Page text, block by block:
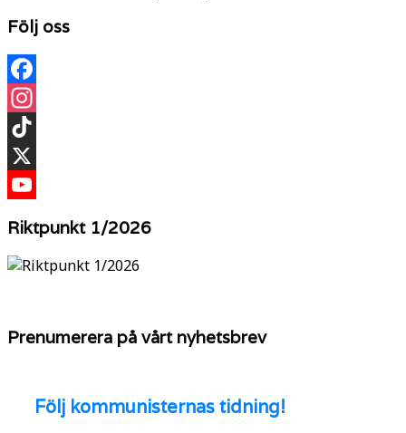
Följ oss
Facebook
Instagram
TikTok
X
Riktpunkt 1/2026
Prenumerera på vårt nyhetsbrev
Följ kommunisternas tidning!